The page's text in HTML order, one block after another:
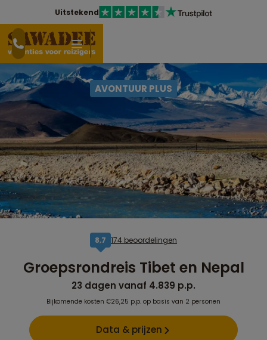
Uitstekend
AVONTUUR PLUS
8,7 174 beoordelingen
Groepsrondreis Tibet en Nepal
23 dagen vanaf 4.839 p.p.
Bijkomende kosten €26,25 p.p. op basis van 2 personen
Data & prijzen